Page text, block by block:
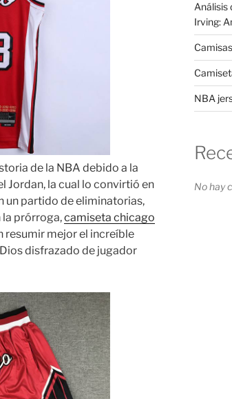
de la NBA debido a la
Jordan, la cual lo convirtió en
un partido de eliminatorias,
la prórroga,camiseta chicago
resumir mejor el increíble
disfrazado de jugador
Análisis
Irving:
NBA
No hay